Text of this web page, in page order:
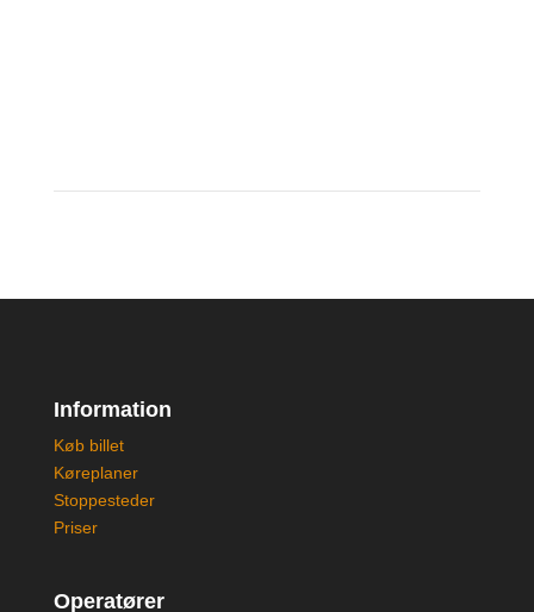
Information
Køb billet
Køreplaner
Stoppesteder
Priser
Operatører